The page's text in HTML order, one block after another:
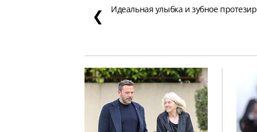
❮ Идеальная улыбка и зубное